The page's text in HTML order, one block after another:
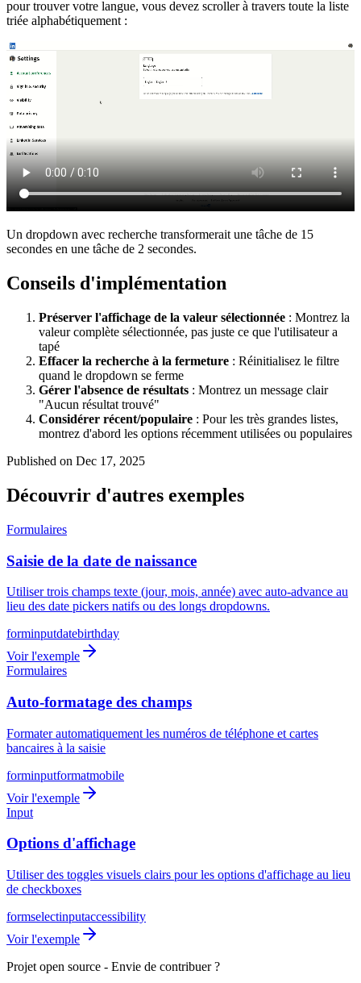
pour trouver votre langue, vous devez scroller à travers toute la liste
triée alphabétiquement :
Un dropdown avec recherche transformerait une tâche de 15
secondes en une tâche de 2 secondes.
Conseils d'implémentation
Préserver l'affichage de la valeur sélectionnée : Montrez la
valeur complète sélectionnée, pas juste ce que l'utilisateur a
tapé
Effacer la recherche à la fermeture : Réinitialisez le filtre
quand le dropdown se ferme
Gérer l'absence de résultats : Montrez un message clair
"Aucun résultat trouvé"
Considérer récent/populaire : Pour les très grandes listes,
montrez d'abord les options récemment utilisées ou populaires
Published on Dec 17, 2025
Découvrir d'autres exemples
Formulaires
Saisie de la date de naissance
Utiliser trois champs texte (jour, mois, année) avec auto-advance au
lieu des date pickers natifs ou des longs dropdowns.
forminputdatebirthday
Voir l'exemple
Formulaires
Auto-formatage des champs
Formater automatiquement les numéros de téléphone et cartes
bancaires à la saisie
forminputformatmobile
Voir l'exemple
Input
Options d'affichage
Utiliser des toggles visuels clairs pour les options d'affichage au lieu
de checkboxes
formselectinputaccessibility
Voir l'exemple
Projet open source - Envie de contribuer ?